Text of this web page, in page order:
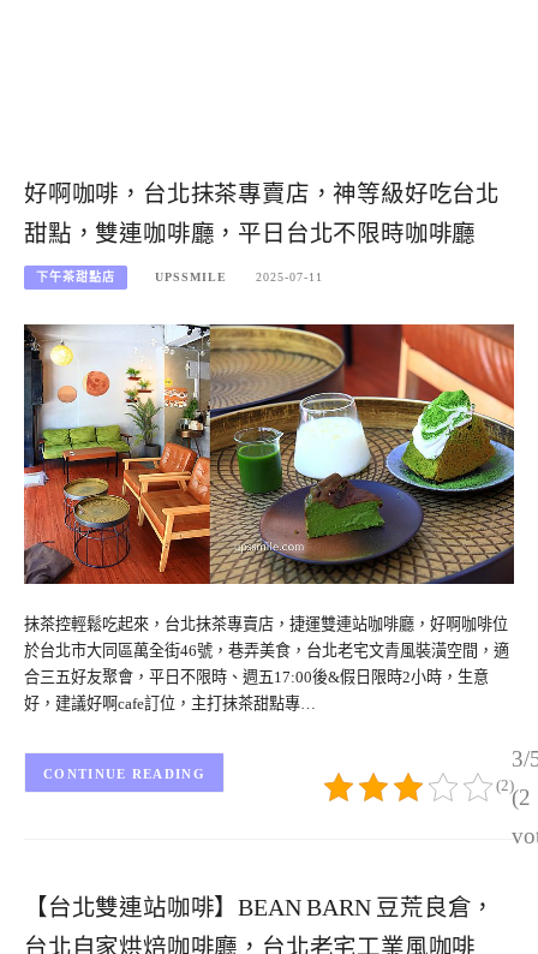
好啊咖啡，台北抹茶專賣店，神等級好吃台北
甜點，雙連咖啡廳，平日台北不限時咖啡廳
下午茶甜點店 UPSSMILE 2025-07-11
抹茶控輕鬆吃起來，台北抹茶專賣店，捷運雙連站咖啡廳，好啊咖啡位
於台北市大同區萬全街46號，巷弄美食，台北老宅文青風裝潢空間，適
合三五好友聚會，平日不限時、週五17:00後&假日限時2小時，生意
好，建議好啊cafe訂位，主打抹茶甜點專…
3/
(2
(2)
CONTINUE READING
【台北雙連站咖啡】BEAN BARN 豆荒良倉，
台北自家烘焙咖啡廳，台北老宅工業風咖啡